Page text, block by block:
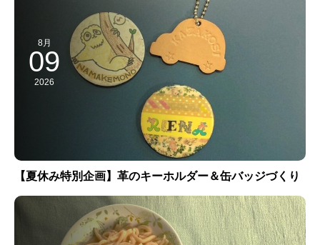
8月
09
2026
【夏休み特別企画】革のキーホルダー＆缶バッジづくり